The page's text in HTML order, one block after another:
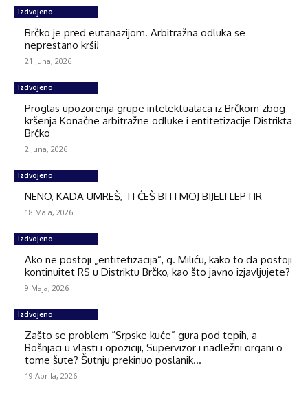
Izdvojeno
Brčko je pred eutanazijom. Arbitražna odluka se
neprestano krši!
21 Juna, 2026
Izdvojeno
Proglas upozorenja grupe intelektualaca iz Brčkom zbog
kršenja Konačne arbitražne odluke i entitetizacije Distrikta
Brčko
2 Juna, 2026
Izdvojeno
NENO, KADA UMREŠ, TI ĆEŠ BITI MOJ BIJELI LEPTIR
18 Maja, 2026
Izdvojeno
Ako ne postoji „entitetizacija“, g. Miliću, kako to da postoji
kontinuitet RS u Distriktu Brčko, kao što javno izjavljujete?
9 Maja, 2026
Izdvojeno
Zašto se problem “Srpske kuće” gura pod tepih, a
Bošnjaci u vlasti i opoziciji, Supervizor i nadležni organi o
tome šute? Šutnju prekinuo poslanik...
19 Aprila, 2026